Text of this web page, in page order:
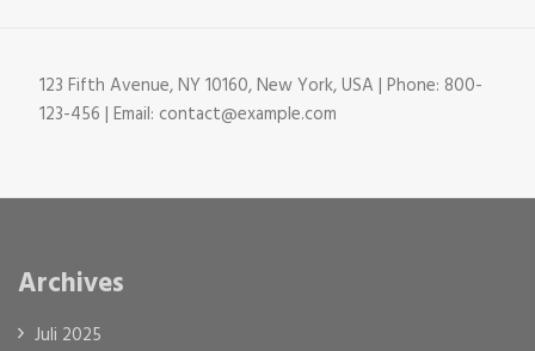
123 Fifth Avenue, NY 10160, New York, USA | Phone: 800-
123-456 | Email: contact@example.com
Archives
Juli 2025